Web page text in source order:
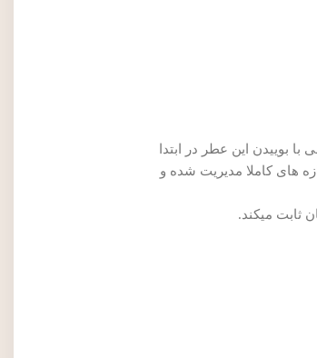
بوییدن این عطر در ابتدا
های کاملا مدیریت شده و
ثابت میکند.